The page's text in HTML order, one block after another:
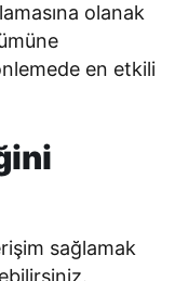
olanak
en etkili
sağlamak